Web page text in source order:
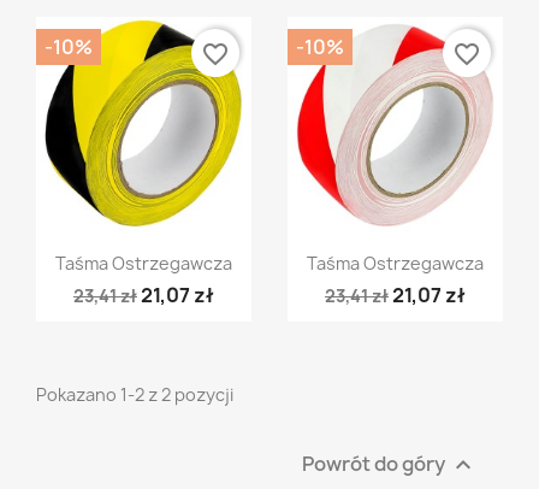
Szybki podgląd
Taśma Ostrzegawcza
23,41 zł21,07 zł
-10% favorite_border
Szybki podgląd
Taśma Ostrzegawcza
23,41 zł21,07 zł
-10% favorite_border
Pokazano 1-2 z 2 pozycji
Powrót do góry 